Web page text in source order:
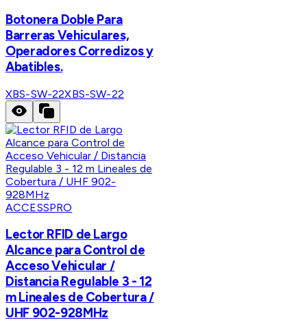
Botonera Doble Para
Barreras Vehiculares,
Operadores Corredizos y
Abatibles.
XBS-SW-22XBS-SW-22
ACCESSPRO
Lector RFID de Largo
Alcance para Control de
Acceso Vehicular /
Distancia Regulable 3 - 12
m Lineales de Cobertura /
UHF 902-928MHz